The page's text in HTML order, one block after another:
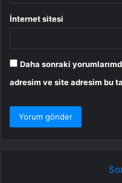
İnternet sitesi
Daha sonraki
adresim ve site adresim bu